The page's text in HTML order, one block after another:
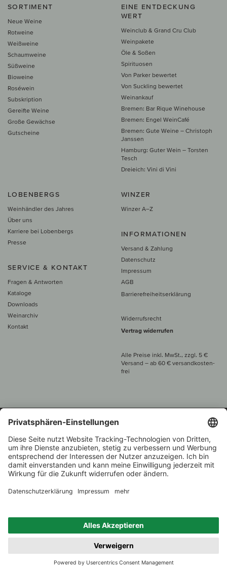
SORTIMENT
Neue Weine
Rotweine
Weißweine
Schaumweine
Süßweine
Bioweine
Roséwein
Subskription
Gereifte Weine
Große Gewächse
Gutscheine
EINE ENTDECKUNG
WERT
Weinclub & Grand Cru Club
Weinpakete
Öle & Soßen
Spirituosen
Von Parker bewertet
Von Suckling bewertet
Weinankauf
Bremen: Bar Rique Winehouse
Bremen: Engel WeinCafé
Bremen: Gute Weine – Christoph
Janssen
Hamburg: Guter Wein – Torsten
Tesch
Dreieich: Vini di Vini
LOBENBERGS
Weinhändler des Jahres
Über uns
Karriere bei Lobenbergs
Presse
SERVICE & KONTAKT
Fragen & Antworten
Kataloge
Downloads
Weinarchiv
Kontakt
WINZER
Winzer A–Z
INFORMATIONEN
Versand & Zahlung
Datenschutz
Impressum
AGB
Barrierefreiheitserklärung
Widerrufsrecht
Vertrag widerrufen
Alle Preise inkl. MwSt., zzgl. 5 €
Versand – ab 60 € versand­kosten­
frei
Beratung unter
+49 421 696 797-0
1.000 Winzer –
Über 7.000 Weine
Weinhändler
des Jahres 2022